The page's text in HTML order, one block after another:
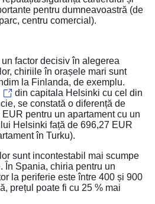
pentru dumneavoastră (de
centru comercial).
factor decisiv în alegerea
chiriile în orașele mari sunt
la Finlanda, de exemplu.
din capitala Helsinki cu cel din
se constată o diferență de
pentru un apartament cu un
Helsinki față de 696,27 EUR
în Turku).
sunt incontestabil mai scumpe
În Spania, chiria pentru un
la periferie este între 400 și 900
prețul poate fi cu 25 % mai